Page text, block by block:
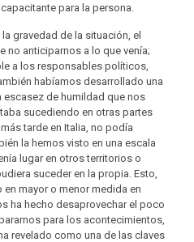
para la persona.
gravedad de la situación, el
no anticiparnos a lo que venía;
a los responsables políticos,
habíamos desarrollado una
de humildad que nos
sucediendo en otras partes
tarde en Italia, no podía
la hemos visto en una escala
lugar en otros territorios o
suceder en la propia. Esto,
mayor o menor medida en
ha hecho desaprovechar el poco
para los acontecimientos,
revelado como una de las claves